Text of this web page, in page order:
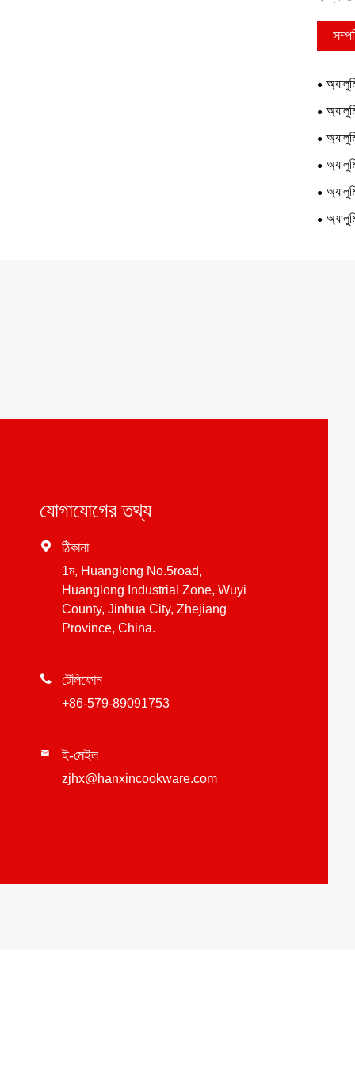
যোগাযোগের তথ্য
 ঠিকানা
1ম, Huanglong No.5road,
Huanglong Industrial Zone, Wuyi
County, Jinhua City, Zhejiang
Province, China.
 টেলিফোন
+86-579-89091753
 ই-মেইল
zjhx@hanxincookware.com